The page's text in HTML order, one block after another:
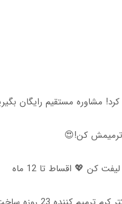
مشاوره مستقیم رایگان
💖 اقساط تا 12 ماه